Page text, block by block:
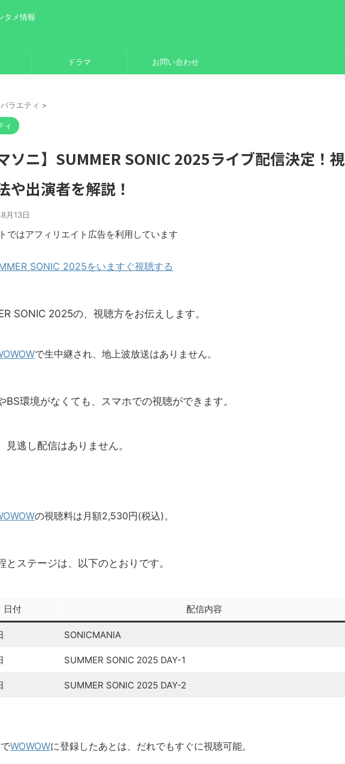
タメ情報
ドラマ お問い合わせ
バラエティ >
ィ
マソニ】SUMMER SONIC 2025ライブ配信決定！視
や出演者を解説！
月13日
ではアフィリエイト広告を利用しています
SONIC 2025をいますぐ視聴する
SONIC 2025の、視聴方をお伝えします。
で生中継され、地上波放送はありません。
BS環境がなくても、スマホでの視聴ができます。
見逃し配信はありません。
の視聴料は月額2,530円(税込)。
とステージは、以下のとおりです。
日付 配信内容
SONICMANIA
SUMMER SONIC 2025 DAY-1
SUMMER SONIC 2025 DAY-2
WOWOWに登録したあとは、だれでもすぐに視聴可能。